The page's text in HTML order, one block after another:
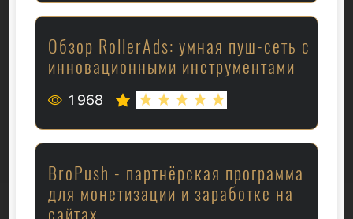
Обзор RollerAds: умная пуш-сеть с
инновационными инструментами
1 968
BroPush - партнёрская программа
для монетизации и заработке на
сайтах